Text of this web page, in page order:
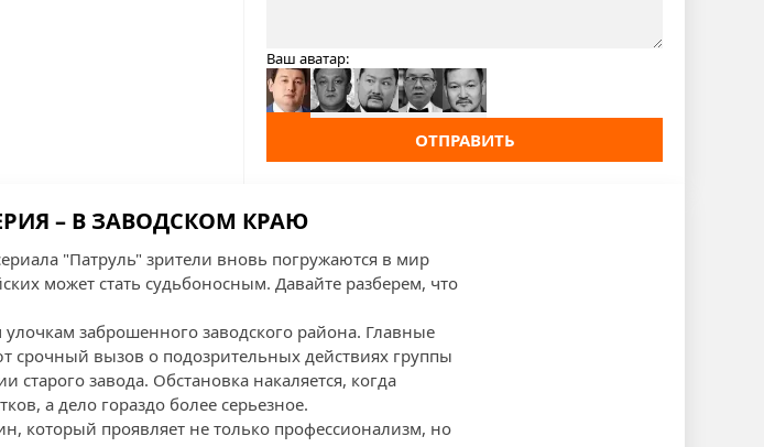
Ваш аватар:
ОТПРАВИТЬ
– В ЗАВОДСКОМ КРАЮ
"Патруль" зрители вновь погружаются в мир
может стать судьбоносным. Давайте разберем, что
заброшенного заводского района. Главные
срочный вызов о подозрительных действиях группы
завода. Обстановка накаляется, когда
а дело гораздо более серьезное.
который проявляет не только профессионализм, но